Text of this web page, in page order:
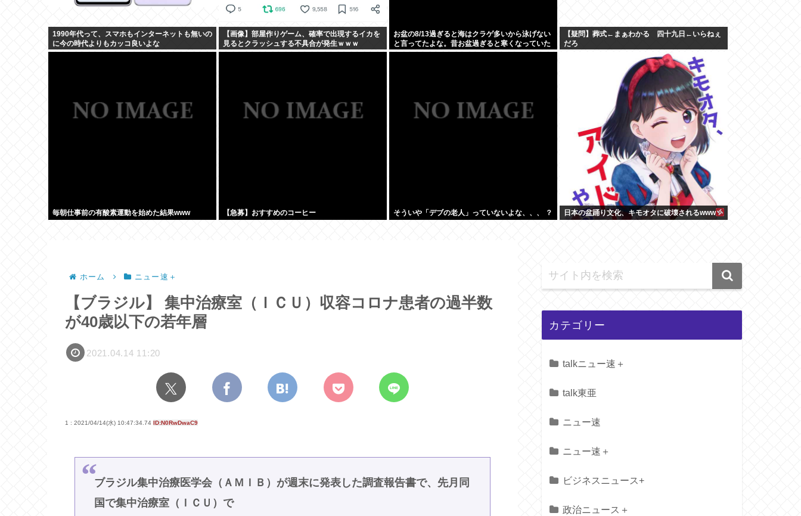
1990年代って、スマホもインターネットも無いの
に今の時代よりもカッコ良いよな
【画像】部屋作りゲーム、確率で出現するイカを
見るとクラッシュする不具合が発生ｗｗｗ
お盆の8/13過ぎると海はクラゲ多いから泳げない
と言ってたよな。昔お盆過ぎると寒くなっていた
し
【疑問】葬式←まぁわかる 四十九日←いらねぇ
だろ
毎朝仕事前の有酸素運動を始めた結果www 【急募】おすすめのコーヒー そういや「デブの老人」っていないよな、、、 ？ 日本の盆踊り文化、キモオタに破壊されるwww
ホーム ニュー速＋
【ブラジル】 集中治療室（ＩＣＵ）収容コロナ患者の過半数
が40歳以下の若年層
2021.04.14 11:20
1 : 2021/04/14(水) 10:47:34.74 ID:N0RwDwaC9
ブラジル集中治療医学会（ＡＭＩＢ）が週末に発表した調査報告書で、先月同
国で集中治療室（ＩＣＵ）で
カテゴリー
talkニュー速＋
talk東亜
ニュー速
ニュー速＋
ビジネスニュース+
政治ニュース＋